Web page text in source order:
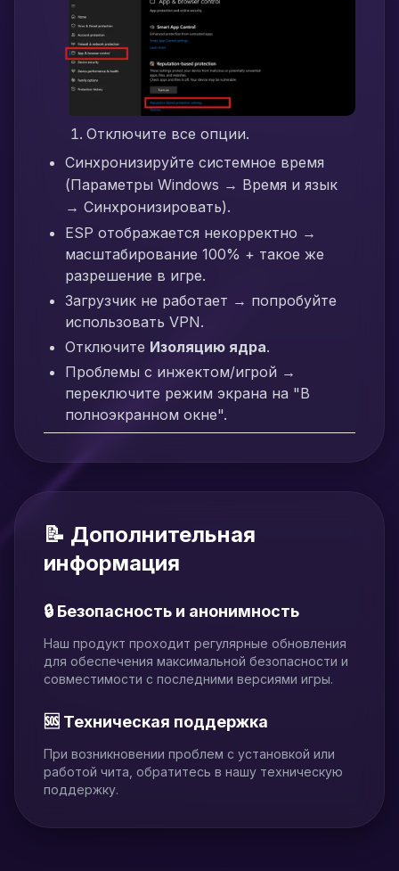
Отключите все опции.
Синхронизируйте системное время
(Параметры Windows → Время и язык
→ Синхронизировать).
ESP отображается некорректно →
масштабирование 100% + такое же
разрешение в игре.
Загрузчик не работает → попробуйте
использовать VPN.
Отключите Изоляцию ядра.
Проблемы с инжектом/игрой →
переключите режим экрана на "В
полноэкранном окне".
📝 Дополнительная
информация
🔒 Безопасность и анонимность
Наш продукт проходит регулярные обновления
для обеспечения максимальной безопасности и
совместимости с последними версиями игры.
🆘 Техническая поддержка
При возникновении проблем с установкой или
работой чита, обратитесь в нашу техническую
поддержку.